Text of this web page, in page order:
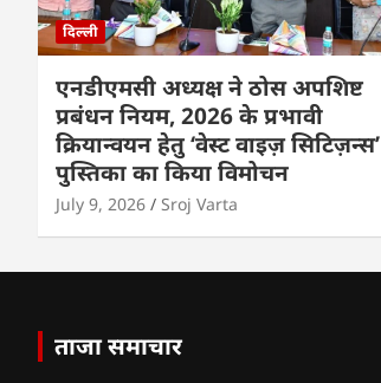
दिल्ली
एनडीएमसी अध्यक्ष ने ठोस अपशिष्ट
प्रबंधन नियम, 2026 के प्रभावी
क्रियान्वयन हेतु ‘वेस्ट वाइज़ सिटिज़न्स’
पुस्तिका का किया विमोचन
July 9, 2026 Sroj Varta
ताजा समाचार